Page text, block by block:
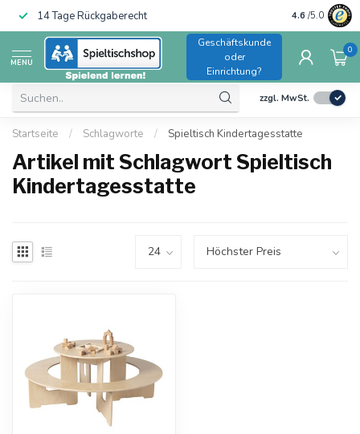
14 Tage Rückgaberecht Trusted
4.6 /5.0
MENU
Geschäftskunde
oder
Einrichtung?
0
zzgl. MwSt.
Startseite / Schlagworte / Spieltisch Kindertagesstatte
Artikel mit Schlagwort Spieltisch
Kindertagesstatte